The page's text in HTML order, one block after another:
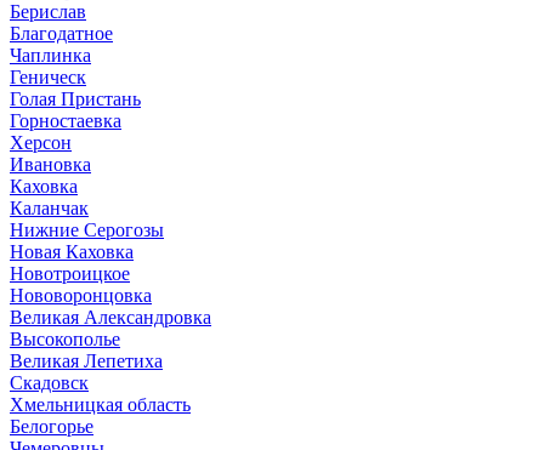
Берислав
Благодатное
Чаплинка
Геническ
Голая Пристань
Горностаевка
Херсон
Ивановка
Каховка
Каланчак
Нижние Серогозы
Новая Каховка
Новотроицкое
Нововоронцовка
Великая Александровка
Высокополье
Великая Лепетиха
Скадовск
Хмельницкая область
Белогорье